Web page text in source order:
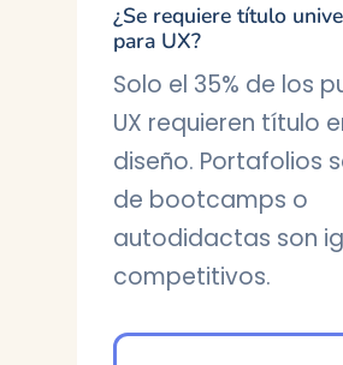
¿Se requiere título
para UX?
Solo el 35% de los
UX requieren título
diseño. Portafolios
de bootcamps o
autodidactas son
competitivos.